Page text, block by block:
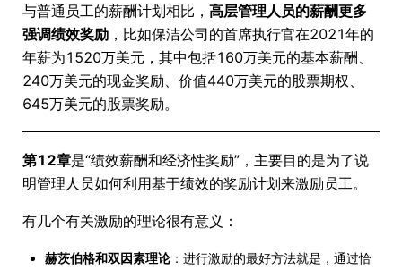
与普通员工的薪酬计划相比， 高层管理人员的薪酬更多
强调绩效奖励 ，比如保洁公司的首席执行官在2021年的
年薪为1520万美元，其中包括160万美元的基本薪酬、
240万美元的现金奖励、价值440万美元的股票期权、
645万美元的股票奖励。
第12章是“绩效薪酬和经济性奖励”，主要目的是为了说
明管理人员如何利用基于绩效的奖励计划来激励员工。
有几个有关激励的理论很有意义：
赫茨伯格和双因素理论 ：进行激励的最好方法就是，通过恰